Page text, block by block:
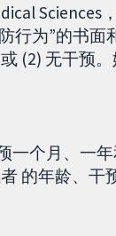
Sciences
行为”的书
(2) 无干预
一个月、一
的年龄、干